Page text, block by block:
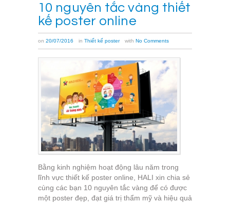
10 nguyên tắc vàng thiết
kế poster online
on 20/07/2016 in Thiết kế poster with No Comments
Bằng kinh nghiệm hoạt động lâu năm trong
lĩnh vực thiết kế poster online, HALI xin chia sẻ
cùng các bạn 10 nguyên tắc vàng để có được
một poster đẹp, đạt giá trị thẩm mỹ và hiệu quả